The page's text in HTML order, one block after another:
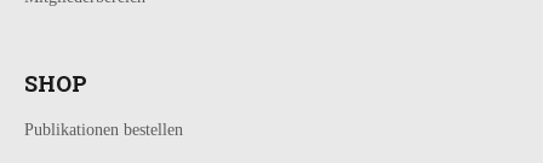
SHOP
Publikationen bestellen